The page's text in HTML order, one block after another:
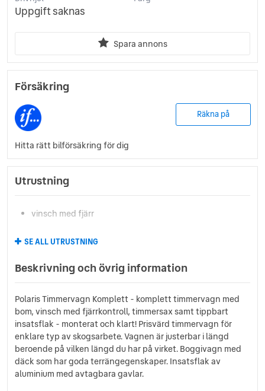
Uppgift saknas
Spara annons
Försäkring
Räkna på
Hitta rätt bilförsäkring för dig
Utrustning
vinsch med fjärr
SE ALL UTRUSTNING
Beskrivning och övrig information
Polaris Timmervagn Komplett - komplett timmervagn med
bom, vinsch med fjärrkontroll, timmersax samt tippbart
insatsflak - monterat och klart! Prisvärd timmervagn för
enklare typ av skogsarbete. Vagnen är justerbar i längd
beroende på vilken längd du har på virket. Boggivagn med
däck som har goda terrängegenskaper. Insatsflak av
aluminium med avtagbara gavlar.